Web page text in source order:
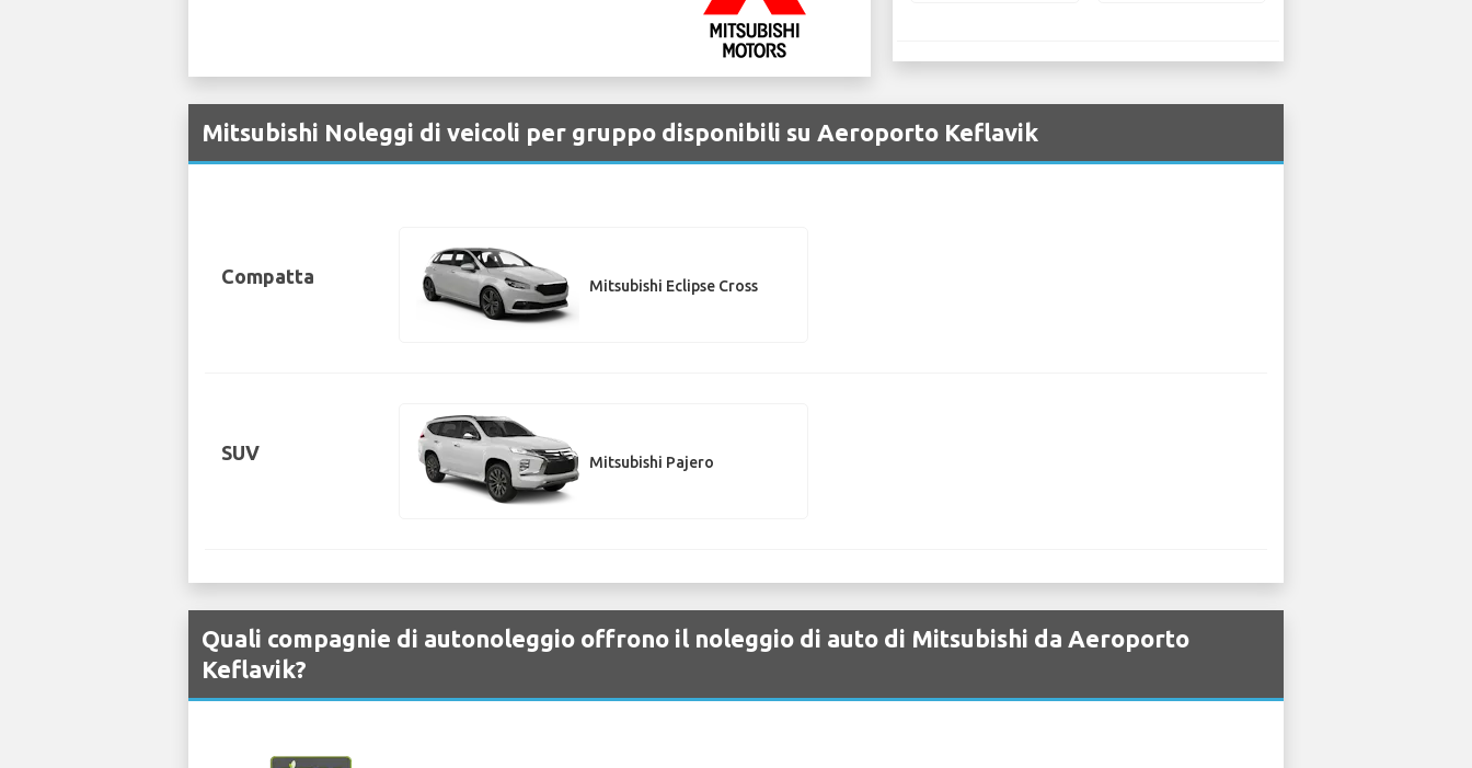
Mitsubishi Noleggi di veicoli per gruppo disponibili su Aeroporto Keflavik
Compatta Mitsubishi Eclipse Cross
SUV Mitsubishi Pajero
Quali compagnie di autonoleggio offrono il noleggio di auto di Mitsubishi da Aeroporto
Keflavik?